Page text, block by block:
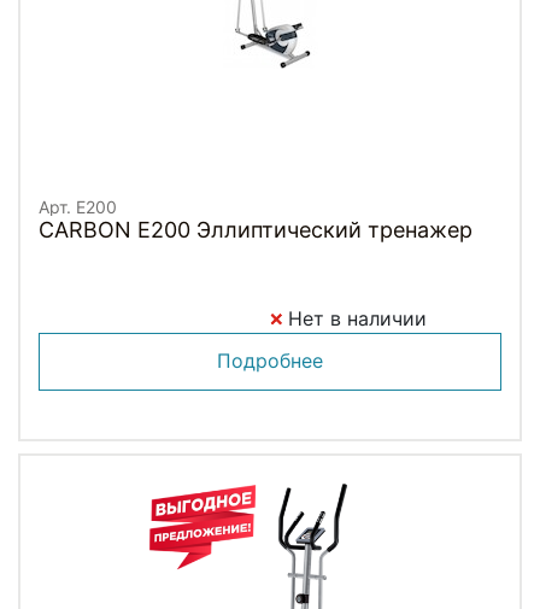
Арт. E200
CARBON E200 Эллиптический тренажер
Нет в наличии
Подробнее